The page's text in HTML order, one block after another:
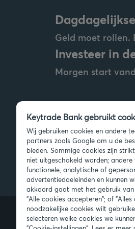
Geld moet rollen.
Investeer in
Morgen start
Stuur ons een
Keytrade Bank gebruikt
Wij gebruiken cookies en andere
partners zoals Google om u de
bieden. Sommige cookies zijn
niet uitgeschakeld worden;
functionele, analytische of
advertentiedoeleinden en kunnen
akkoord gaat met het gebruik
"Alle cookies accepteren"; of "Alles
noodzakelijke cookies wilt
selecteren welke cookies we